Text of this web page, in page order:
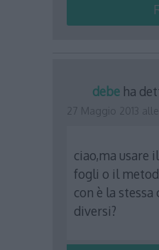
debe ha
ciao,ma usare
fogli o il
con è la stessa
diversi?